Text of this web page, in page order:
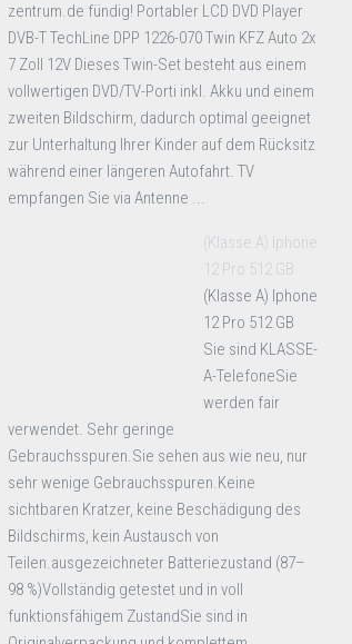
zentrum.de fündig! Portabler LCD DVD Player
DVB-T TechLine DPP 1226-070 Twin KFZ Auto 2x
7 Zoll 12V Dieses Twin-Set besteht aus einem
vollwertigen DVD/TV-Porti inkl. Akku und einem
zweiten Bildschirm, dadurch optimal geeignet
zur Unterhaltung Ihrer Kinder auf dem Rücksitz
während einer längeren Autofahrt. TV
empfangen Sie via Antenne ...
(Klasse A) Iphone
12 Pro 512 GB
(Klasse A) Iphone
12 Pro 512 GB
Sie sind KLASSE-
A-TelefoneSie
werden fair
verwendet. Sehr geringe
Gebrauchsspuren.Sie sehen aus wie neu, nur
sehr wenige Gebrauchsspuren.Keine
sichtbaren Kratzer, keine Beschädigung des
Bildschirms, kein Austausch von
Teilen.ausgezeichneter Batteriezustand (87–
98 %)Vollständig getestet und in voll
funktionsfähigem ZustandSie sind in